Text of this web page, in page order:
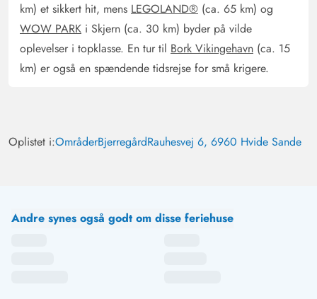
km) et sikkert hit, mens LEGOLAND® (ca. 65 km) og
WOW PARK i Skjern (ca. 30 km) byder på vilde
oplevelser i topklasse. En tur til Bork Vikingehavn (ca. 15
km) er også en spændende tidsrejse for små krigere.
Oplistet i:OmråderBjerregårdRauhesvej 6, 6960 Hvide Sande
Andre synes også godt om disse feriehuse